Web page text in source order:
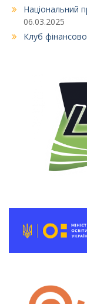
Національний
06.03.2025
Клуб